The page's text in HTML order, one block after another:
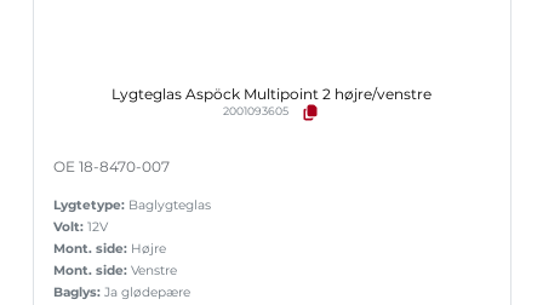
Lygteglas Aspöck Multipoint 2 højre/venstre
2001093605
OE 18-8470-007
Lygtetype: Baglygteglas
Volt: 12V
Mont. side: Højre
Mont. side: Venstre
Baglys: Ja glødepære